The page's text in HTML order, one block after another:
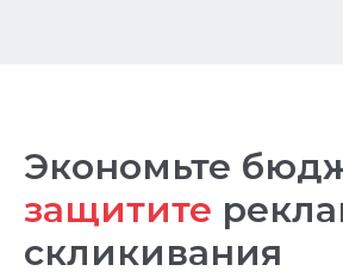
Экономьте
защитите
скликивания